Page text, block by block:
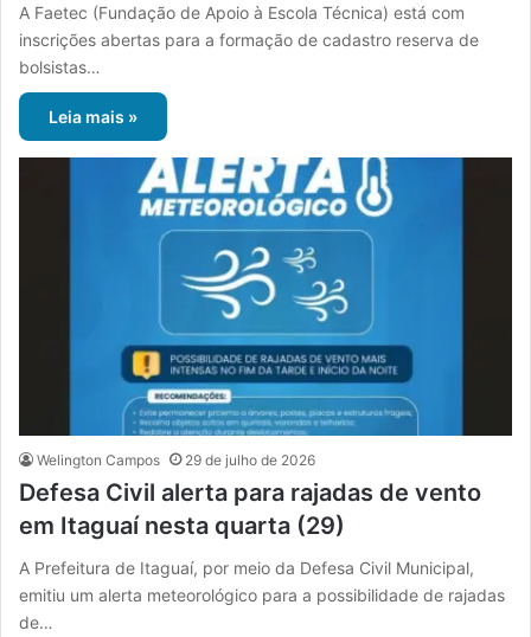
A Faetec (Fundação de Apoio à Escola Técnica) está com
inscrições abertas para a formação de cadastro reserva de
bolsistas…
Leia mais »
Welington Campos 29 de julho de 2026
Defesa Civil alerta para rajadas de vento
em Itaguaí nesta quarta (29)
A Prefeitura de Itaguaí, por meio da Defesa Civil Municipal,
emitiu um alerta meteorológico para a possibilidade de rajadas
de…